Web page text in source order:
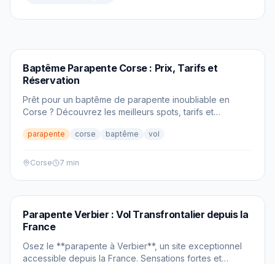
PARAPENTE
Baptême Parapente Corse : Prix, Tarifs et
Réservation
Prêt pour un baptême de parapente inoubliable en
Corse ? Découvrez les meilleurs spots, tarifs et
parapente corse baptême vol
Corse 7 min
PARAPENTE
Parapente Verbier : Vol Transfrontalier depuis la
France
Osez le **parapente à Verbier**, un site exceptionnel
accessible depuis la France. Sensations fortes et